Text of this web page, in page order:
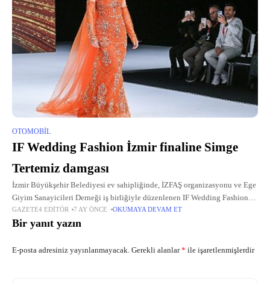
OTOMOBIL
IF Wedding Fashion İzmir finaline Simge
Tertemiz damgası
İzmir Büyükşehir Belediyesi ev sahipliğinde, İZFAŞ organizasyonu ve Ege
Giyim Sanayicileri Derneği iş birliğiyle düzenlenen IF Wedding Fashion
İzmir – 19.
GAZETE4 EDITÖR 7 AY ÖNCE OKUMAYA DEVAM ET
Bir yanıt yazın
E-posta adresiniz yayınlanmayacak. Gerekli alanlar* ile işaretlenmişlerdir